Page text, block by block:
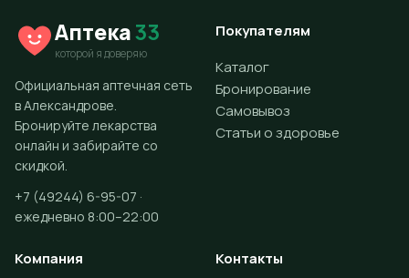
Аптека33
которой я доверяю
Официальная аптечная сеть
в Александрове.
Бронируйте лекарства
онлайн и забирайте со
скидкой.
+7 (49244) 6-95-07 ·
ежедневно 8:00–22:00
Покупателям
Каталог
Бронирование
Самовывоз
Статьи о здоровье
Компания Контакты